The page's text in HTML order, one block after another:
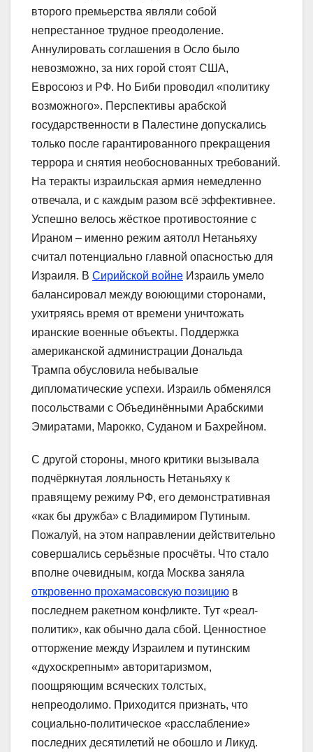
второго премьерства являли собой
непрестанное трудное преодоление.
Аннулировать соглашения в Осло было
невозможно, за них горой стоят США,
Евросоюз и РФ. Но Биби проводил «политику
возможного». Перспективы арабской
государственности в Палестине допускались
только после гарантированного прекращения
террора и снятия необоснованных требований.
На теракты израильская армия немедленно
отвечала, и с каждым разом всё эффективнее.
Успешно велось жёсткое противостояние с
Ираном – именно режим аятолл Нетаньяху
считал потенциально главной опасностью для
Израиля. В Сирийской войне Израиль умело
балансировал между воюющими сторонами,
ухитряясь время от времени уничтожать
иранские военные объекты. Поддержка
американской администрации Дональда
Трампа обусловила небывалые
дипломатические успехи. Израиль обменялся
посольствами с Объединёнными Арабскими
Эмиратами, Марокко, Суданом и Бахрейном.
С другой стороны, много критики вызывала
подчёркнутая лояльность Нетаньяху к
правящему режиму РФ, его демонстративная
«как бы дружба» с Владимиром Путиным.
Пожалуй, на этом направлении действительно
совершались серьёзные просчёты. Что стало
вполне очевидным, когда Москва заняла
откровенно прохамасовскую позицию в
последнем ракетном конфликте. Тут «реал-
политик», как обычно дала сбой. Ценностное
отторжение между Израилем и путинским
«духоскрепным» авторитаризмом,
поощряющим всяческих толстых,
непреодолимо. Приходится признать, что
социально-политическое «расслабление»
последних десятилетий не обошло и Ликуд.